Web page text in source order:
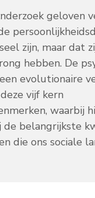
geloven
zijn, maar dat
hebben. De
evolutionaire
vijf kern
waarbij
belangrijkste
die ons sociale